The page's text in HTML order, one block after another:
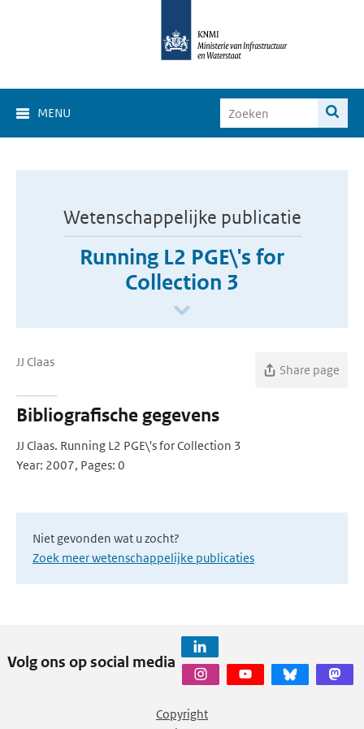
MENU
Wetenschappelijke publicatie
Running L2 PGE\'s for
Collection 3
JJ Claas
Share page
Bibliografische gegevens
JJ Claas. Running L2 PGE\'s for Collection 3
Year: 2007, Pages: 0
Niet gevonden wat u zocht?
Zoek meer wetenschappelijke publicaties
Volg ons op social media
Copyright